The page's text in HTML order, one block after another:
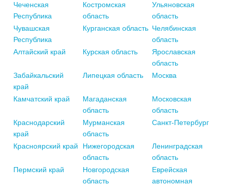
Чеченская
Республика
Костромская
область
Ульяновская
область
Чувашская
Республика
Курганская область Челябинская
область
Алтайский край
Курская область
Ярославская
область
Забайкальский
край
Липецкая область Москва
Камчатский край
Магаданская
область
Московская
область
Краснодарский
край
Мурманская
область
Санкт-Петербург
Красноярский край
Нижегородская
область
Ленинградская
область
Пермский край
Новгородская
область
Еврейская
автономная